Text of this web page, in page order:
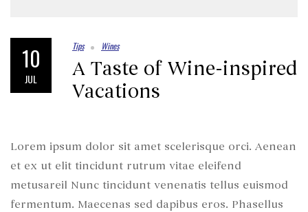
10
JUL
Tips Wines
A Taste of Wine-inspired
Vacations
Lorem ipsum dolor sit amet scelerisque orci. Aenean
et ex ut elit tincidunt rutrum vitae eleifend
metusareil Nunc tincidunt venenatis tellus euismod
fermentum. Maecenas sed dapibus eros. Phasellus